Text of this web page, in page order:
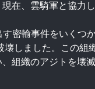
在、雲騎軍と協力
密輸事件をいく
しました。この
組織のアジトを